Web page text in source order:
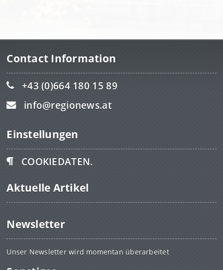
Contact Information
+43 (0)664 180 15 89
info@regionews.at
Einstellungen
COOKIEDATEN.
Aktuelle Artikel
Newsletter
Unser Newsletter wird momentan überarbeitet